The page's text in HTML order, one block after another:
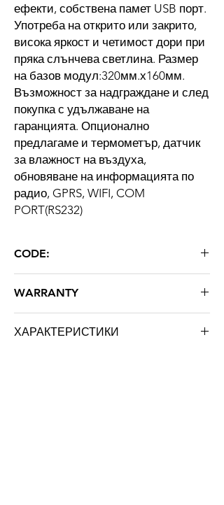
ефекти, собствена памет USB порт.
Употреба на открито или закрито,
висока яркост и четимост дори при
пряка слънчева светлина. Размер
на базов модул:320мм.х160мм.
Възможност за надграждане и след
покупка с удължаване на
гаранцията. Опционално
предлагаме и термометър, датчик
за влажност на въздуха,
обновяване на информацията по
радио, GPRS, WIFI, COM
PORT(RS232)
CODE:
WARRANTY
ХАРАКТЕРИСТИКИ